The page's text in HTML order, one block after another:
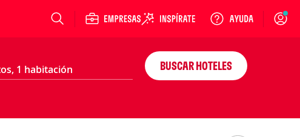
Login
BUSCAR HOTELES